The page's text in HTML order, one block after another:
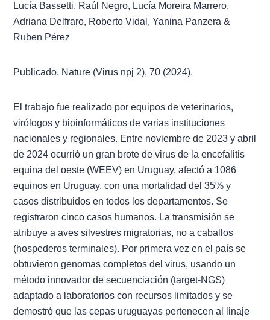
Lucía Bassetti, Raúl Negro, Lucía Moreira Marrero,
Adriana Delfraro, Roberto Vidal, Yanina Panzera &
Ruben Pérez
Publicado. Nature (Virus npj 2), 70 (2024).
El trabajo fue realizado por equipos de veterinarios,
virólogos y bioinformáticos de varias instituciones
nacionales y regionales. Entre noviembre de 2023 y abril
de 2024 ocurrió un gran brote de virus de la encefalitis
equina del oeste (WEEV) en Uruguay, afectó a 1086
equinos en Uruguay, con una mortalidad del 35% y
casos distribuidos en todos los departamentos. Se
registraron cinco casos humanos. La transmisión se
atribuye a aves silvestres migratorias, no a caballos
(hospederos terminales). Por primera vez en el país se
obtuvieron genomas completos del virus, usando un
método innovador de secuenciación (target-NGS)
adaptado a laboratorios con recursos limitados y se
demostró que las cepas uruguayas pertenecen al linaje